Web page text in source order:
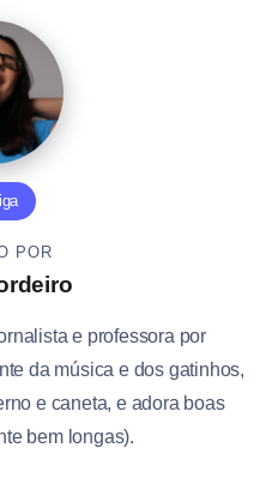
POR
e professora por
da música e dos gatinhos,
e caneta, e adora boas
bem longas).